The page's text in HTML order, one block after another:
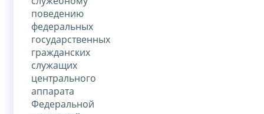
поведению
федеральных
государственных
гражданских
служащих
центрального
аппарата
Федеральной